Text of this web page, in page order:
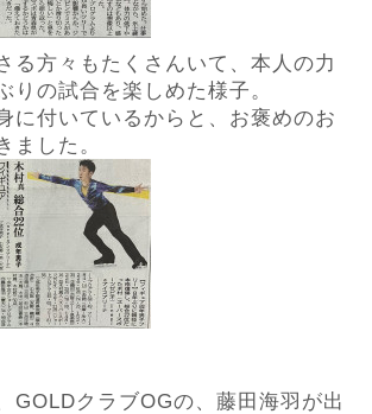
る方々もたくさんいて、本人の力
りの試合を楽しめた様子。
に付いているからと、お褒めのお
ました。
GOLDクラブOGの、藤田海羽が出